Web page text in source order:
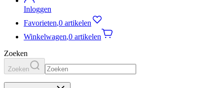
Inloggen
Favorieten,0 artikelen
Winkelwagen,0 artikelen
Zoeken
Zoeken